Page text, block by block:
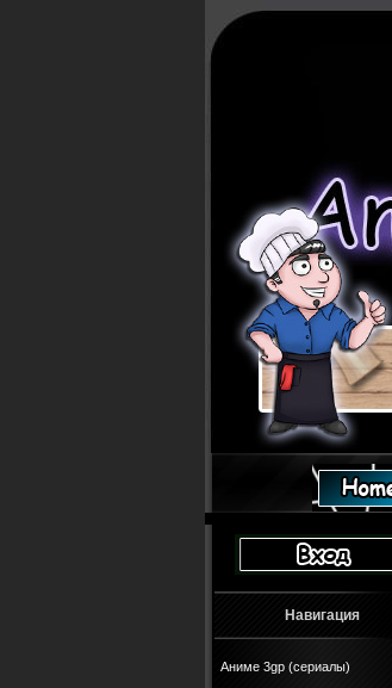
Навигация
Аниме 3gp (сериалы)